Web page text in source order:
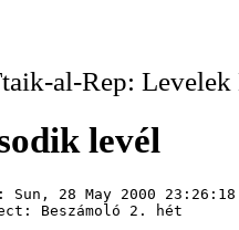
al-Rep: Levelek
levél
Sun, 28 May 2000 23:26:18